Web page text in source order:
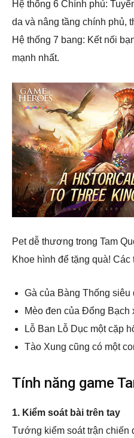
Hệ thống 6 Chính phủ:
da và nâng tầng chính phủ,
Hệ thống 7 bang: Kết nối
mạnh nhất.
Pet dễ thương trong Tam
Khoe hình để tặng quà!
Gà của Bàng Thống siêu
Mèo đen của Đổng Bạch
Lỗ Ban Lỗ Dục một cặp
Tào Xung cũng có một
Tính năng game
1. Kiểm soát bài trên tay
Tướng kiểm soát trận chiến